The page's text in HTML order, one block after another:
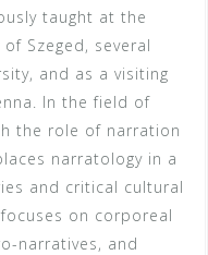
taught at the
Szeged, several
and as a visiting
In the field of
the role of narration
narratology in a
and critical cultural
on corporeal
narratives, and